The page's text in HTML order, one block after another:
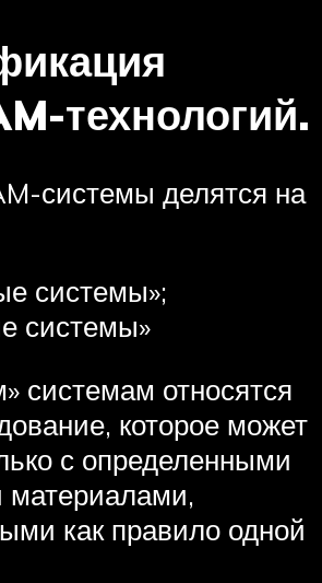
технологий.
системы делятся на
системы»;
системы»
системам относятся
которое может
с определенными
как правило одной